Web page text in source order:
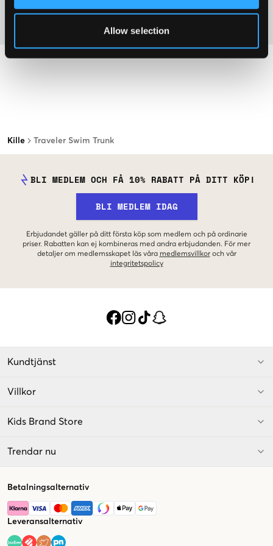
Allow selection
Kille Traveler Swim Trunk
BLI MEDLEM OCH FÅ 10% RABATT PÅ DITT KÖP!
BLI MEDLEM IDAG
Erbjudandet gäller på ditt första köp som medlem och på ordinarie
priser. Rabatten kan ej kombineras med andra erbjudanden. För mer
detaljer om medlemsskapet läs våra medlemsvillkor och vår
integritetspolicy
Kundtjänst
Villkor
Kids Brand Store
Trendar nu
Betalningsalternativ
Leveransalternativ